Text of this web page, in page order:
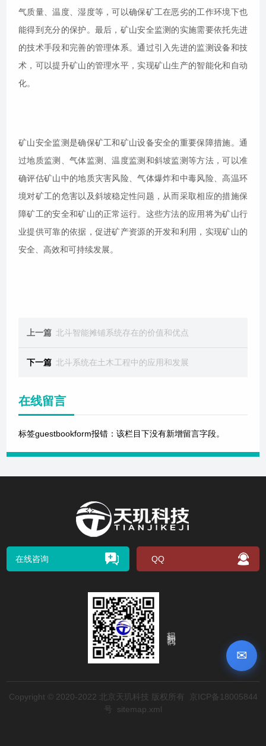
✉
气质量、温度、湿度等，可以确保矿工在恶劣的工作环境下也
能得到充分的保护。最后，矿山安全监测的实施需要依托先进
的技术手段和完善的管理体系。通过引入先进的监测设备和技
术，可以提升矿山的管理水平，实现矿山生产的智能化和自动
化。
矿山安全监测是确保矿工和矿山设备安全的重要保障措施。通
过地质监测、气体监测、温度监测和斜坡监测等方法，可以准
确评估矿山中的地质灾害风险、气体爆炸和中毒风险、高温环
境对矿工的危害以及斜坡稳定性问题，从而采取相应的措施保
障矿工的安全和矿山的正常运行。这些方法的应用将为矿山行
业提供可靠的依据，促进矿产资源的开发和利用，实现矿山的
安全、高效和可持续发展。
上一篇 北斗智能摊铺系统存在的价值和优点
下一篇 北斗系统在土木工程中的应用和发展
在线留言
标签guestbookform报错：该栏目下没有新增留言字段。
在线咨询 QQ
Copyright © 2020-2022 北京天玑科技 版权所有
京ICP备18005844
号
sitemap.xml